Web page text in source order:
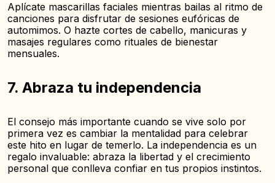
Aplícate mascarillas faciales mientras bailas al ritmo de
canciones para disfrutar de sesiones eufóricas de
automimos. O hazte cortes de cabello, manicuras y
masajes regulares como rituales de bienestar
mensuales.
7. Abraza tu independencia
El consejo más importante cuando se vive solo por
primera vez es cambiar la mentalidad para celebrar
este hito en lugar de temerlo. La independencia es un
regalo invaluable: abraza la libertad y el crecimiento
personal que conlleva confiar en tus propios instintos.